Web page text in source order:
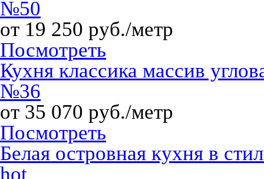
№50
от 19 250 руб./метр
Посмотреть
Кухня классика массив
№36
от 35 070 руб./метр
Посмотреть
Белая островная кухня в
hot